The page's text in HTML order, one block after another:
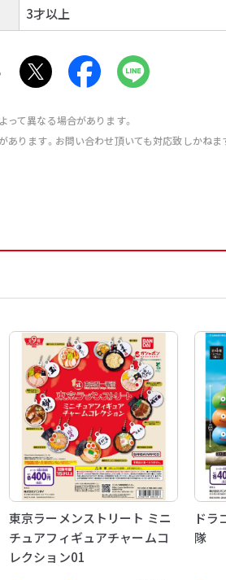
3才以上
て異なる場合があります。
ります。お問い合わせ頂いても対応致しかねま
東京ラーメンストリート ミニ
チュアフィギュアチャームコ
レクション01
ドラ
隊